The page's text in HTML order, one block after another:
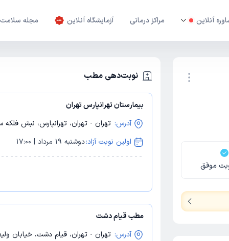
آنلاین مراکز درمانی آزمایشگاه آنلاین مجله سلامت
موفق
نوبت‌دهی مطب
بیمارستان تهرانپارس تهران
آدرس: تهران - تهران، تهرانپارس، نبش
اولین نوبت آزاد:دوشنبه 19 مرداد | 17:00
مطب قیام دشت
آدرس: تهران - تهران، قیام دشت، خیابان